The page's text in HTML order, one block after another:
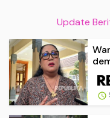
Update